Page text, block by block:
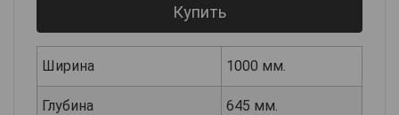
Купить
Ширина 1000 мм.
Глубина 645 мм.